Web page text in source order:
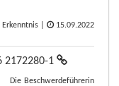
| 15.09.2022
2172280-1
Beschwerdeführerin